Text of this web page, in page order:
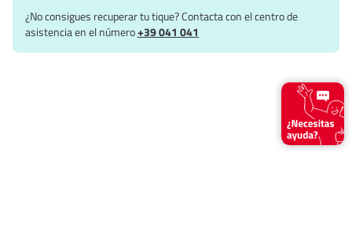
¿No consigues recuperar tu tique? Contacta con el centro de
asistencia en el número+39 041 041